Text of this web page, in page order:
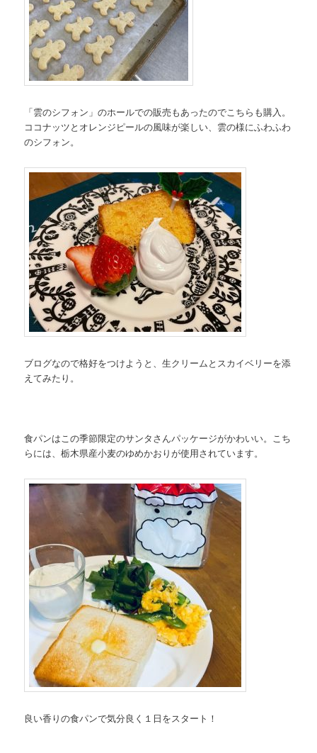
「雲のシフォン」のホールでの販売もあったのでこちらも購入。
ココナッツとオレンジピールの風味が楽しい、雲の様にふわふわ
のシフォン。
ブログなので格好をつけようと、生クリームとスカイベリーを添
えてみたり。
食パンはこの季節限定のサンタさんパッケージがかわいい。こち
らには、栃木県産小麦のゆめかおりが使用されています。
良い香りの食パンで気分良く１日をスタート！